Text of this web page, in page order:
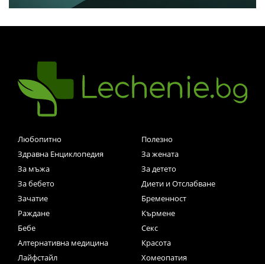
Любопитно
Полезно
Здравна Енциклопедия
За жената
За мъжа
За детето
За бебето
Диети и Отслабване
Зачатие
Бременност
Раждане
Кърмене
Бебе
Секс
Алтернативна медицина
Красота
Лайфстайл
Хомеопатия